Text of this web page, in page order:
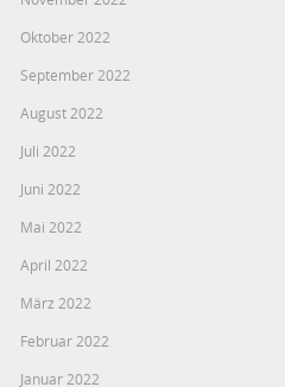
Oktober 2022
September 2022
August 2022
Juli 2022
Juni 2022
Mai 2022
April 2022
März 2022
Februar 2022
Januar 2022